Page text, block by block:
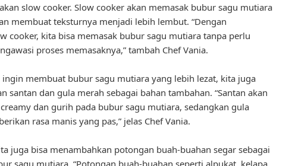
slow cooker. Slow cooker akan memasak bubur sagu mutiara
membuat teksturnya menjadi lebih lembut. “Dengan
cooker, kita bisa memasak bubur sagu mutiara tanpa perlu
proses memasaknya,” tambah Chef Vania.
membuat bubur sagu mutiara yang lebih lezat, kita juga
santan dan gula merah sebagai bahan tambahan. “Santan akan
dan gurih pada bubur sagu mutiara, sedangkan gula
rasa manis yang pas,” jelas Chef Vania.
juga bisa menambahkan potongan buah-buahan segar sebagai